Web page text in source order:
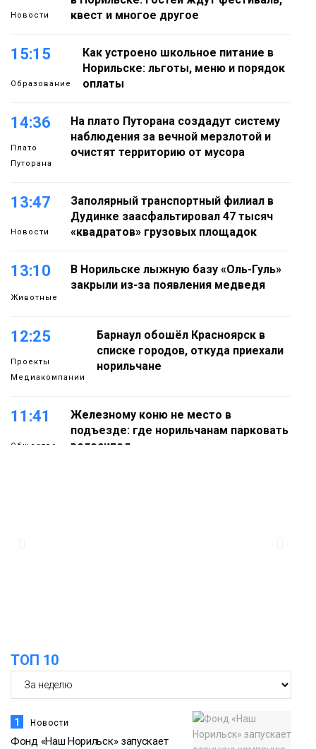
Новости
квест и многое другое
15:15
Образование
Как устроено школьное питание в
Норильске: льготы, меню и порядок
оплаты
14:36
Плато
Путорана
На плато Путорана создадут систему
наблюдения за вечной мерзлотой и
очистят территорию от мусора
13:47
Новости
Заполярный транспортный филиал в
Дудинке заасфальтировал 47 тысяч
«квадратов» грузовых площадок
13:10
Животные
В Норильске лыжную базу «Оль-Гуль»
закрыли из-за появления медведя
12:25
Проекты
Медиакомпании
Барнаул обошёл Красноярск в
списке городов, откуда приехали
норильчане
11:41
Общество
Железному коню не место в
подъезде: где норильчанам парковать
велосипед
ТОП 10
1 Новости
Фонд «Наш Норильск» запускает